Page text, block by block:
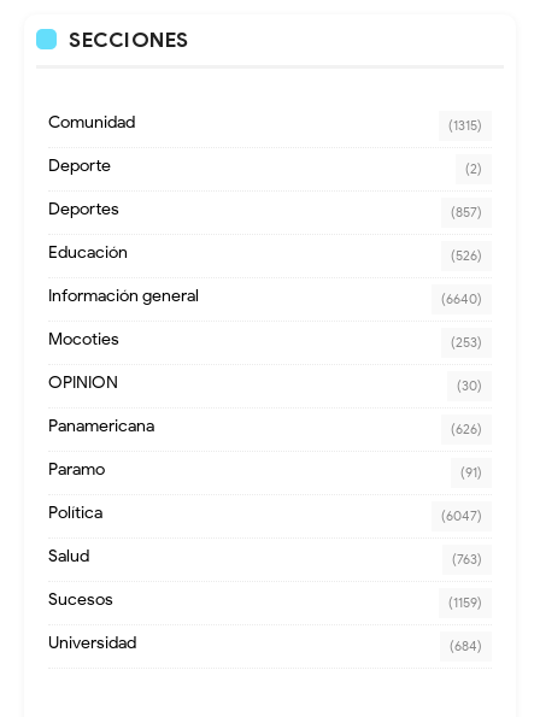
SECCIONES
Comunidad (1315)
Deporte (2)
Deportes (857)
Educación (526)
Información general (6640)
Mocoties (253)
OPINION (30)
Panamericana (626)
Paramo (91)
Política (6047)
Salud (763)
Sucesos (1159)
Universidad (684)